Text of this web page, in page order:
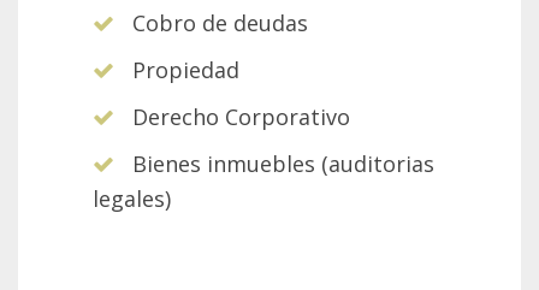
Cobro de deudas
Propiedad
Derecho Corporativo
Bienes inmuebles (auditorias
legales)